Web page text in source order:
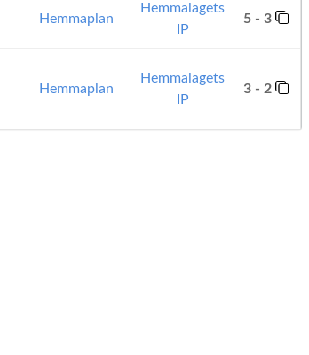
Hemmaplan
Hemmalagets
IP
5 - 3
Hemmaplan
Hemmalagets
IP
3 - 2